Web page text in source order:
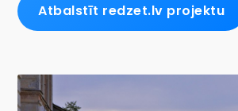
Atbalstīt redzet.lv projektu